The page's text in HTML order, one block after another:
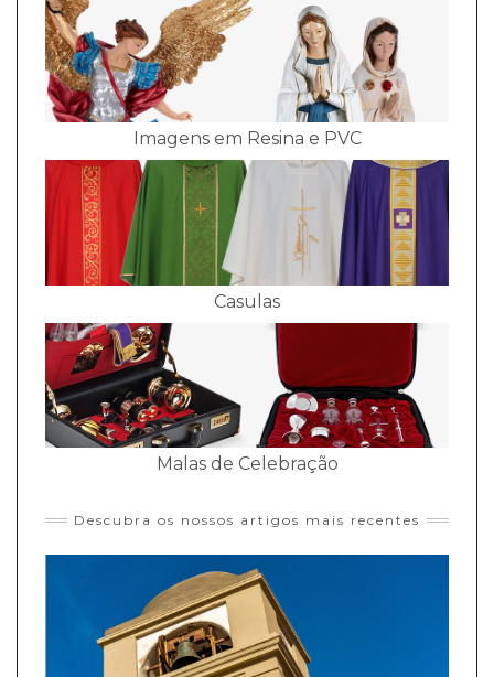
Imagens em Resina e PVC
Casulas
Malas de Celebração
Descubra os nossos artigos mais recentes